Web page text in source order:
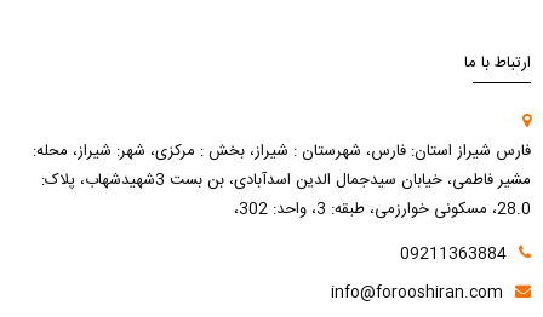
ارتباط با ما
فارس شیراز استان: فارس، شهرستان : شیراز، بخش : مرکزی، شهر: شیراز، محله:
مشیر فاطمی، خیابان سیدجمال الدین اسدآبادی، بن بست 3شهیدشهاب، پلاک:
28.0، مسکونی خوارزمی، طبقه: 3، واحد: 302،
09211363884
info@forooshiran.com